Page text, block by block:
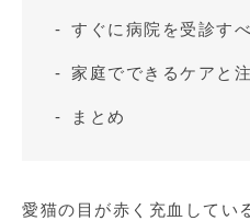
すぐに病院を受診す
家庭でできるケアと
まとめ
愛猫の目が赤く充血してい